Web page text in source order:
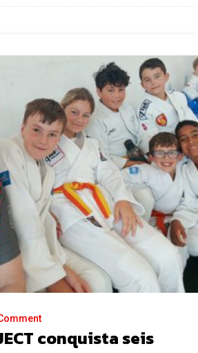
conquista seis